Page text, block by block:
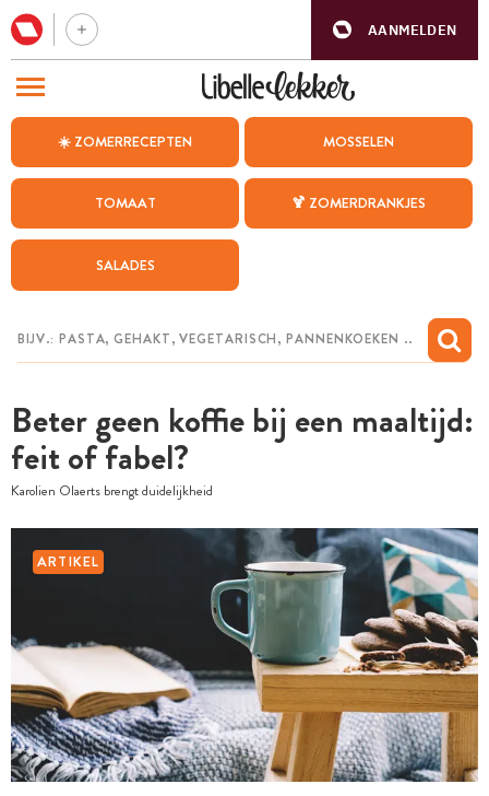
AANMELDEN
☀️ ZOMERRECEPTEN MOSSELEN
TOMAAT 🍹 ZOMERDRANKJES
SALADES
Beter geen koffie bij een maaltijd:
feit of fabel?
Karolien Olaerts brengt duidelijkheid
ARTIKEL
BEZOEK ONZE ANDERE WEBSITES
WEEKMENU
CHAT MET MAIA
MIJN BEWAARDE RECEPTEN